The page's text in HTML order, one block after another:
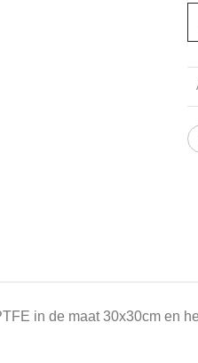
in de maat 30x30cm en